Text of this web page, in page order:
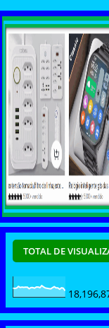
TOTAL DE